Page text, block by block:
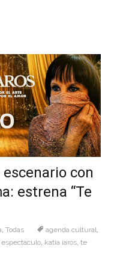
con
estrena “Te
, Todas agenda cultural,
espectàculo, katia iaros, te